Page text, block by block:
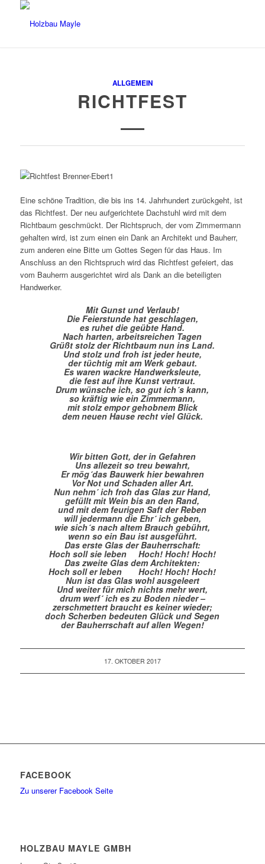
ALLGEMEIN
RICHTFEST
Eine schöne Tradition, die bis ins 14. Jahrhundert zurückgeht, ist
das Richtfest. Der neu aufgerichtete Dachstuhl wird mit dem
Richtbaum geschmückt. Der Richtspruch, der vom Zimmermann
gehalten wird, ist zum einen ein Dank an Architekt und Bauherr,
zum anderen eine Bitte um Gottes Segen für das Haus. Im
Anschluss an den Richtspruch wird das Richtfest gefeiert, das
vom Bauherrn ausgerichtet wird als Dank an die beteiligten
Handwerker.
Mit Gunst und Verlaub!
Die Feierstunde hat geschlagen,
es ruhet die geübte Hand.
Nach harten, arbeitsreichen Tagen
Grüßt stolz der Richtbaum nun ins Land.
Und stolz und froh ist jeder heute,
der tüchtig mit am Werk gebaut.
Es waren wackre Handwerksleute,
die fest auf ihre Kunst vertraut.
Drum wünsche ich, so gut ich´s kann,
so kräftig wie ein Zimmermann,
mit stolz empor gehobnem Blick
dem neuen Hause recht viel Glück.
Wir bitten Gott, der in Gefahren
Uns allezeit so treu bewahrt,
Er mög´das Bauwerk hier bewahren
Vor Not und Schaden aller Art.
Nun nehm´ ich froh das Glas zur Hand,
gefüllt mit Wein bis an den Rand,
und mit dem feurigen Saft der Reben
will jedermann die Ehr´ ich geben,
wie sich´s nach altem Brauch gebührt,
wenn so ein Bau ist ausgeführt.
Das erste Glas der Bauherrschaft:
Hoch soll sie leben Hoch! Hoch! Hoch!
Das zweite Glas dem Architekten:
Hoch soll er leben Hoch! Hoch! Hoch!
Nun ist das Glas wohl ausgeleert
Und weiter für mich nichts mehr wert,
drum werf´ ich es zu Boden nieder –
zerschmettert braucht es keiner wieder;
doch Scherben bedeuten Glück und Segen
der Bauherrschaft auf allen Wegen!
17. OKTOBER 2017
FACEBOOK
Zu unserer Facebook Seite
HOLZBAU MAYLE GMBH